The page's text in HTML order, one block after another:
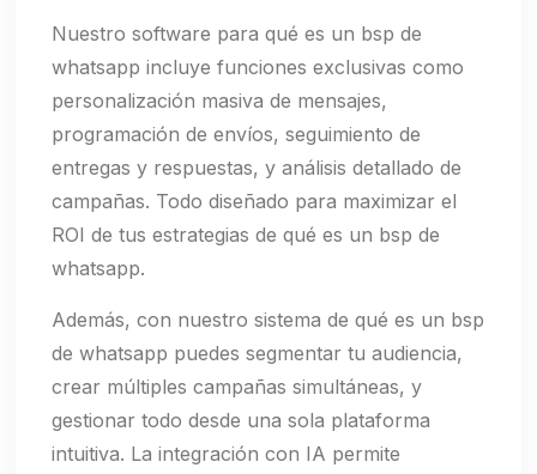
Nuestro software para qué es un bsp de
whatsapp incluye funciones exclusivas como
personalización masiva de mensajes,
programación de envíos, seguimiento de
entregas y respuestas, y análisis detallado de
campañas. Todo diseñado para maximizar el
ROI de tus estrategias de qué es un bsp de
whatsapp.
Además, con nuestro sistema de qué es un bsp
de whatsapp puedes segmentar tu audiencia,
crear múltiples campañas simultáneas, y
gestionar todo desde una sola plataforma
intuitiva. La integración con IA permite